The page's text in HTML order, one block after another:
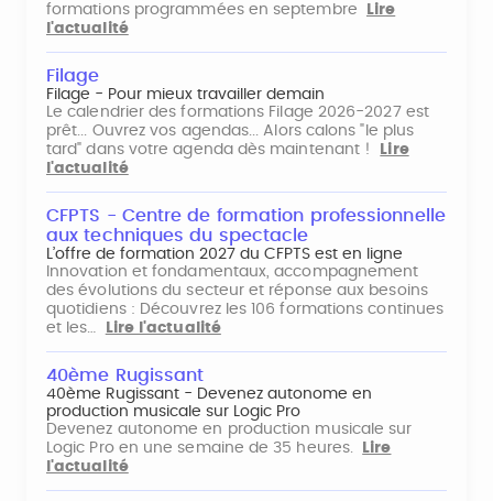
formations programmées en septembre
Lire
l'actualité
Filage
Filage - Pour mieux travailler demain
Le calendrier des formations Filage 2026-2027 est
prêt... Ouvrez vos agendas... Alors calons "le plus
tard" dans votre agenda dès maintenant !
Lire
l'actualité
CFPTS - Centre de formation professionnelle
aux techniques du spectacle
L’offre de formation 2027 du CFPTS est en ligne
Innovation et fondamentaux, accompagnement
des évolutions du secteur et réponse aux besoins
quotidiens : Découvrez les 106 formations continues
et les…
Lire l'actualité
40ème Rugissant
40ème Rugissant - Devenez autonome en
production musicale sur Logic Pro
Devenez autonome en production musicale sur
Logic Pro en une semaine de 35 heures.
Lire
l'actualité